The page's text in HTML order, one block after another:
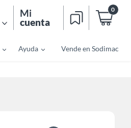
Mi
cuenta
0
Ayuda Vende en Sodimac